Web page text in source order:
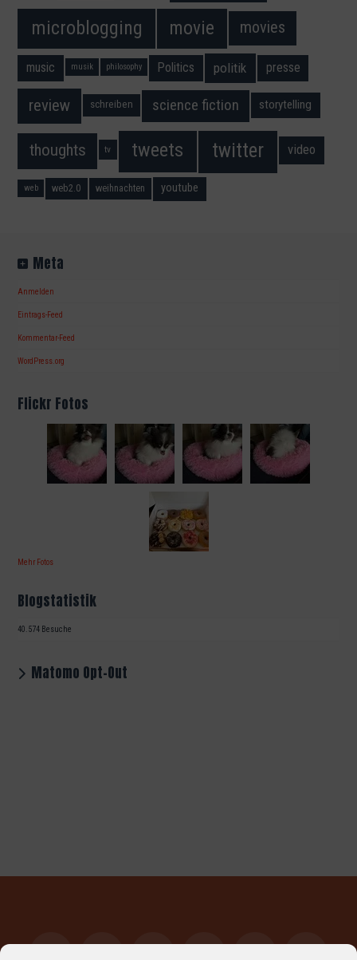
microblogging movie movies
music musik philosophy Politics politik presse
review schreiben science fiction storytelling
thoughts tv tweets twitter video
web web2.0 weihnachten youtube
Meta
Anmelden
Eintrags-Feed
Kommentar-Feed
WordPress.org
Flickr Fotos
Mehr Fotos
Blogstatistik
40.574 Besuche
Matomo Opt-Out